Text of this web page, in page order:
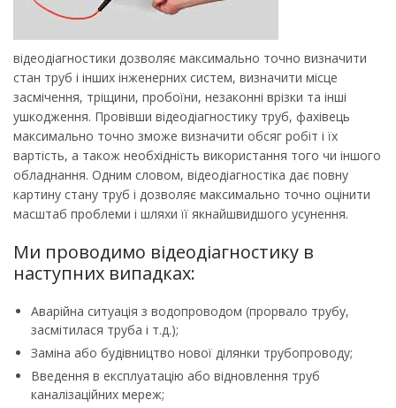
відеодіагностики дозволяє максимально точно визначити
стан труб і інших інженерних систем, визначити місце
засмічення, тріщини, пробоїни, незаконні врізки та інші
ушкодження. Провівши відеодіагностику труб, фахівець
максимально точно зможе визначити обсяг робіт і їх
вартість, а також необхідність використання того чи іншого
обладнання. Одним словом, відеодіагностіка дає повну
картину стану труб і дозволяє максимально точно оцінити
масштаб проблеми і шляхи її якнайшвидшого усунення.
Ми проводимо відеодіагностику в
наступних випадках:
Аварійна ситуація з водопроводом (прорвало трубу,
засмітилася труба і т.д.);
Заміна або будівництво нової ділянки трубопроводу;
Введення в експлуатацію або відновлення труб
каналізаційних мереж;